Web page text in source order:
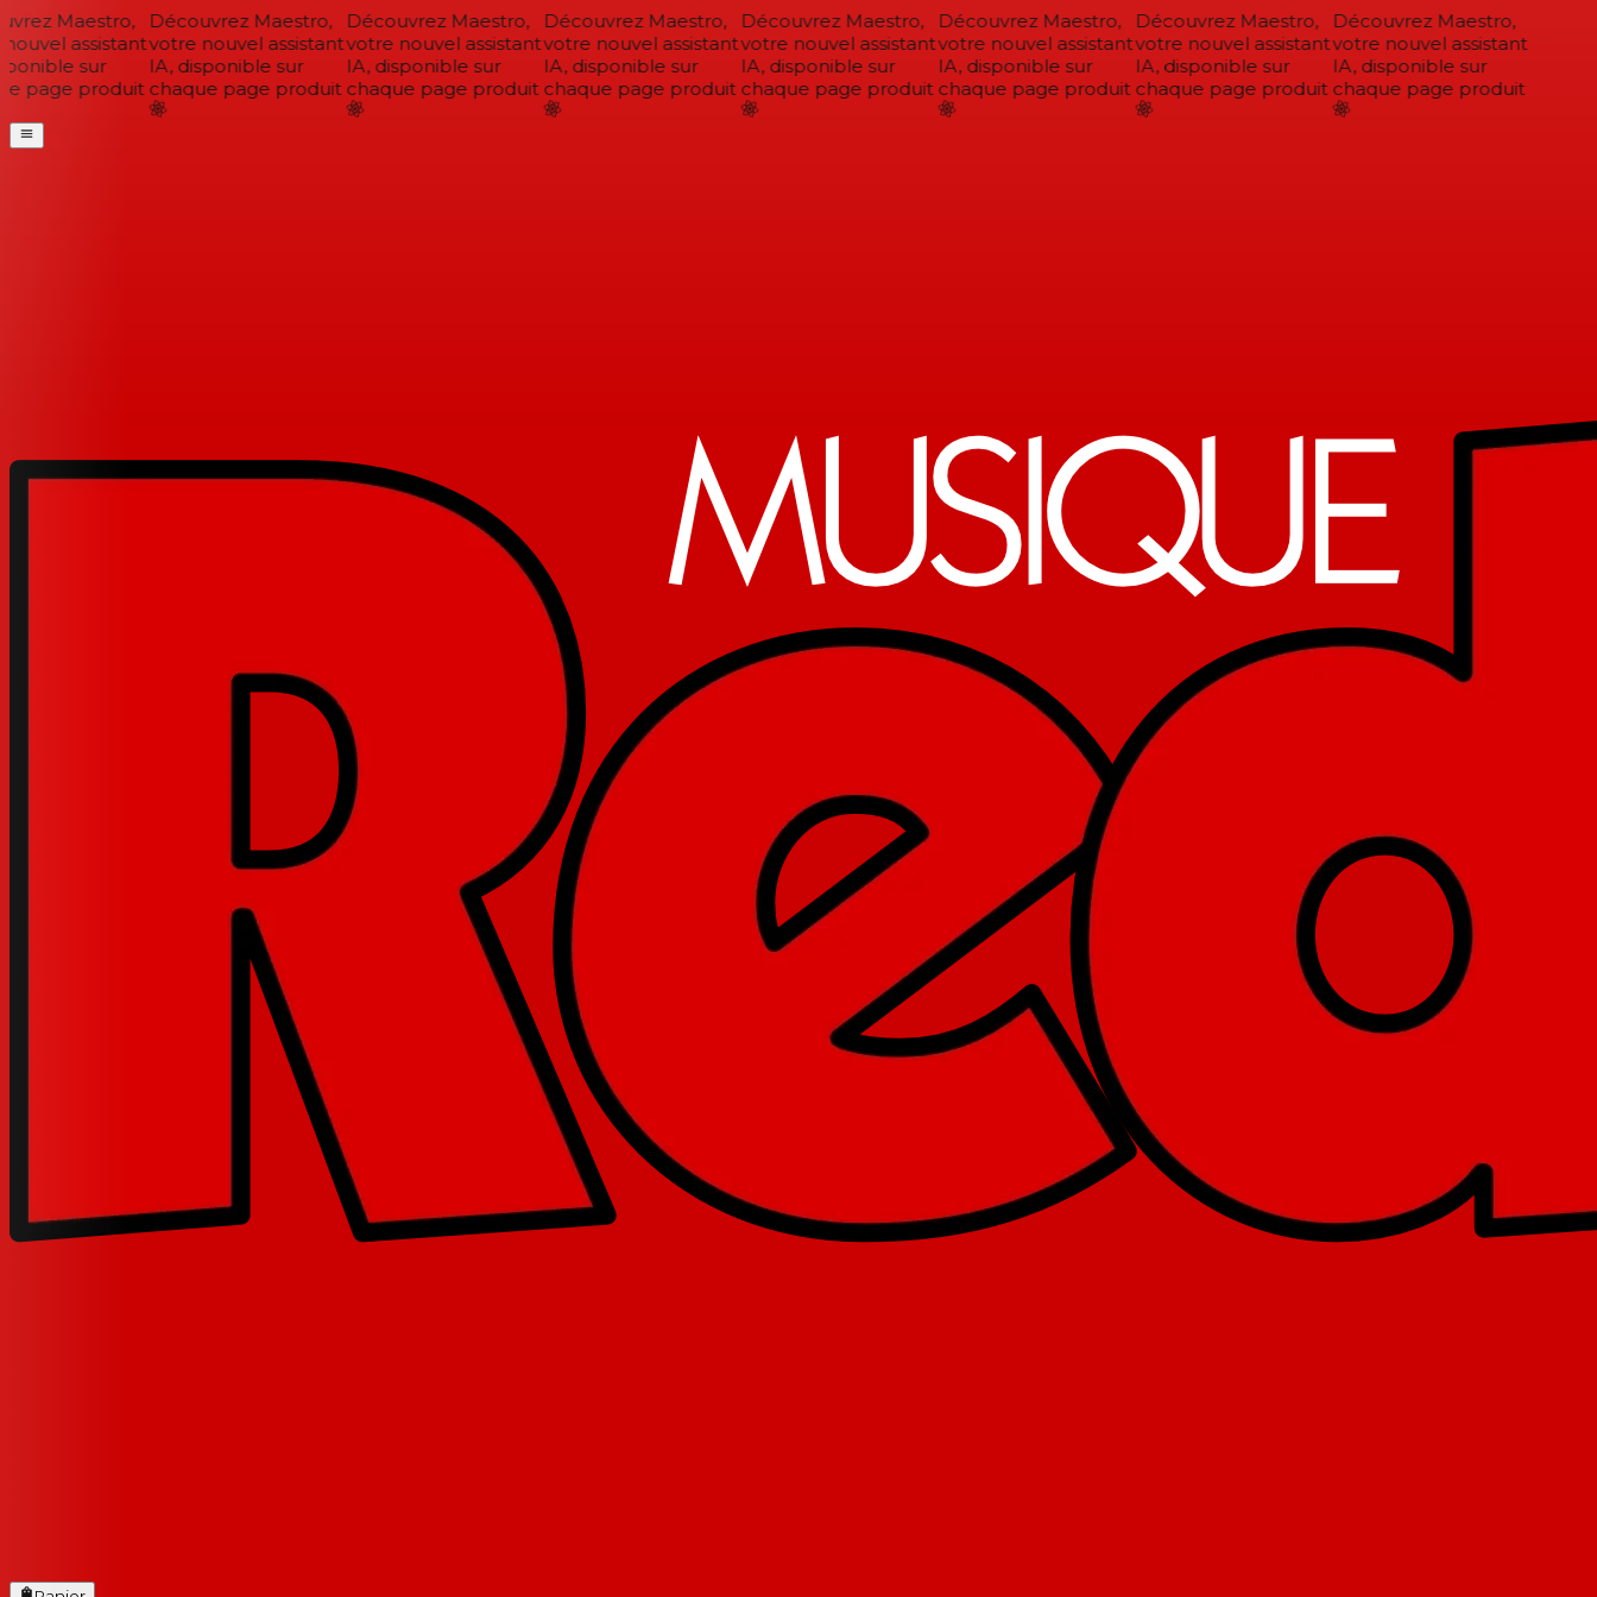
Maestro,
assistant
sur
page produit
Découvrez Maestro,
votre nouvel assistant
IA, disponible sur
chaque page produit
Découvrez Maestro,
votre nouvel assistant
IA, disponible sur
chaque page produit
Découvrez Maestro,
votre nouvel assistant
IA, disponible sur
chaque page produit
Découvrez Maestro,
votre nouvel assistant
IA, disponible sur
chaque page produit
Découvrez Maestro,
votre nouvel assistant
IA, disponible sur
chaque page produit
Découvrez Maestro,
votre nouvel assistant
IA, disponible sur
chaque page produit
Découvrez Maestro,
votre nouvel assistant
IA, disponible sur
chaque page produit